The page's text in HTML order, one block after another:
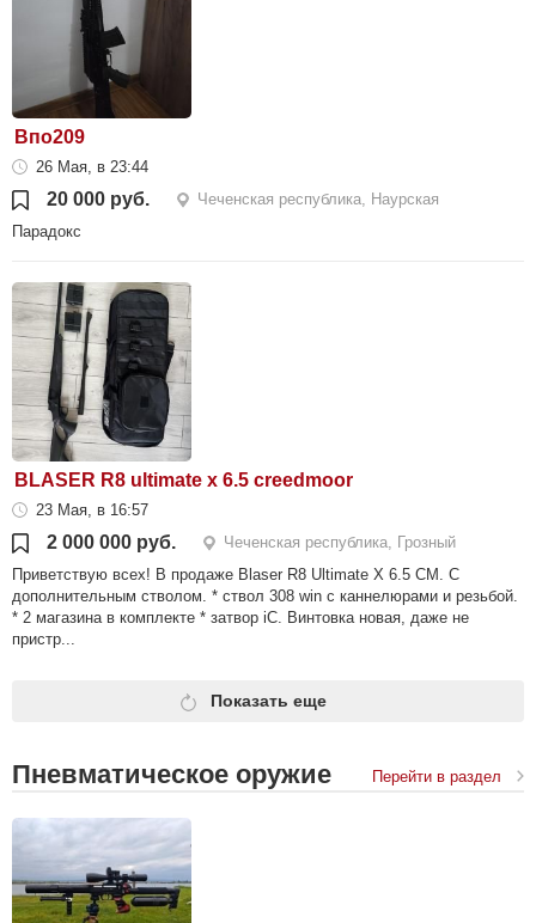
Впо209
26 Мая, в 23:44
20 000 руб.
Чеченская республика, Наурская
Парадокс
BLASER R8 ultimate x 6.5 creedmoor
23 Мая, в 16:57
2 000 000 руб.
Чеченская республика, Грозный
Приветствую всех! В продаже Blaser R8 Ultimate X 6.5 CM. С
дополнительным стволом. * ствол 308 win с каннелюрами и резьбой.
* 2 магазина в комплекте * затвор iC. Винтовка новая, даже не
пристр...
Показать еще
Пневматическое оружие Перейти в раздел